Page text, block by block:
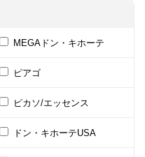
MEGAドン・キホーテ
ピアゴ
ピカソ/エッセンス
ドン・キホーテUSA